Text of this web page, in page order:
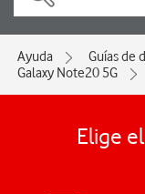
Ayuda Guías de
Galaxy Note20 5G
Elige